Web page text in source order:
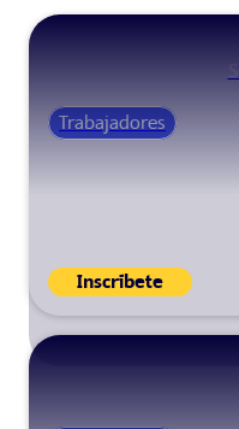
Trabajadores
Inscríbete